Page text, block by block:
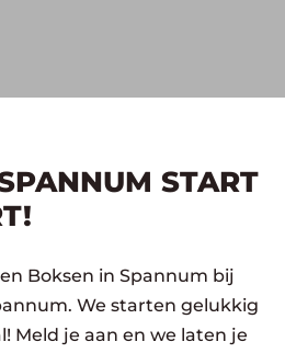
START
Boksen in Spannum bij
We starten gelukkig
Meld je aan en we laten je